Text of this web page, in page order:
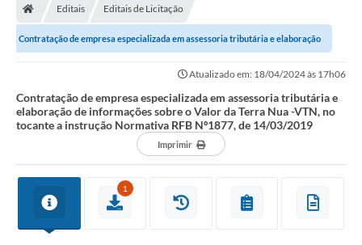
Editais Editais de Licitação
Contratação de empresa especializada em assessoria tributária e elaboração
Atualizado em: 18/04/2024 às 17h06
Contratação de empresa especializada em assessoria tributária e
elaboração de informações sobre o Valor da Terra Nua -VTN, no
tocante a instrução Normativa RFB Nº1877, de 14/03/2019
Imprimir
1